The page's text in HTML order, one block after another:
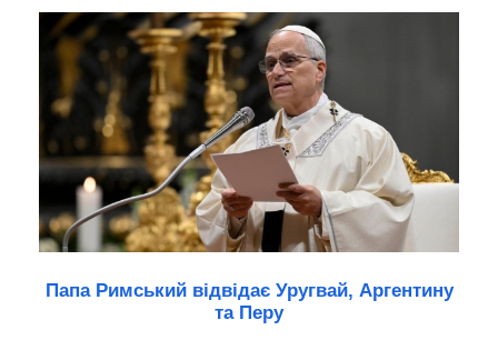
Папа Римський відвідає Уругвай, Аргентину
та Перу